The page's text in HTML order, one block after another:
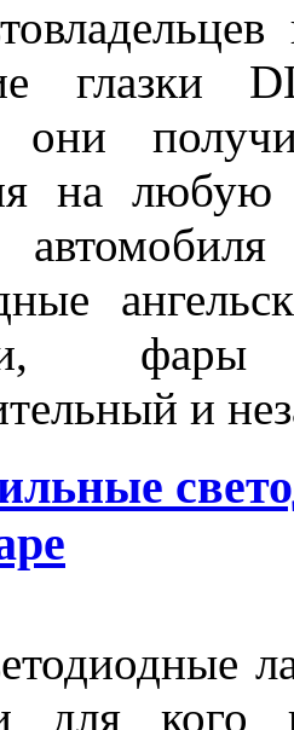
глазки
они
на любую
фары
и
для кого